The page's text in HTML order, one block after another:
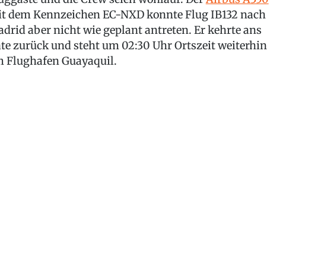
dem Kennzeichen EC-NXD konnte Flug IB132 nach
aber nicht wie geplant antreten. Er kehrte ans
zurück und steht um 02:30 Uhr Ortszeit weiterhin
Flughafen Guayaquil.